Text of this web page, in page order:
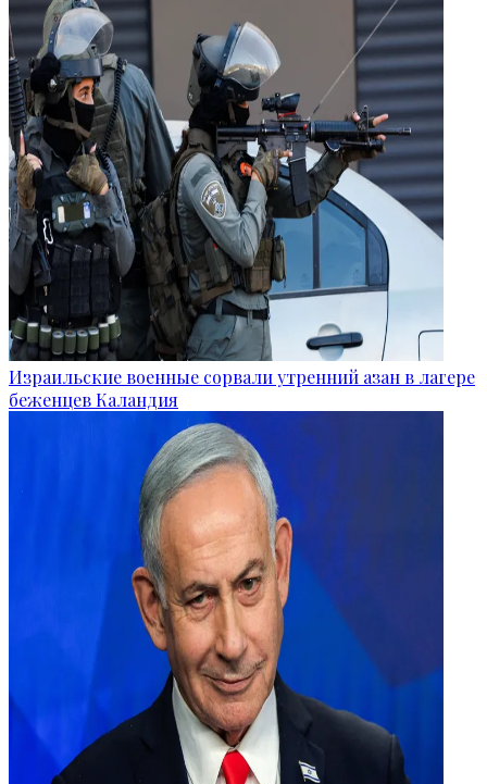
Израильские военные сорвали утренний азан в лагере
беженцев Каландия